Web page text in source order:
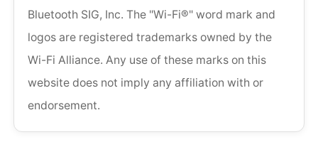
Bluetooth SIG, Inc. The "Wi-Fi®" word mark and
logos are registered trademarks owned by the
Wi-Fi Alliance. Any use of these marks on this
website does not imply any affiliation with or
endorsement.